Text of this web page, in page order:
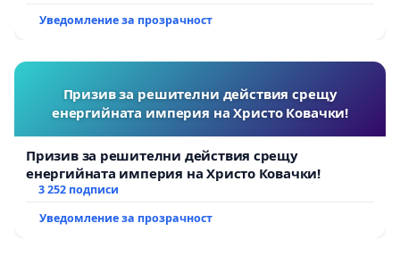
Уведомление за прозрачност
Призив за решителни действия срещу
енергийната империя на Христо Ковачки!
Призив за решителни действия срещу
енергийната империя на Христо Ковачки!
3 252 подписи
Уведомление за прозрачност